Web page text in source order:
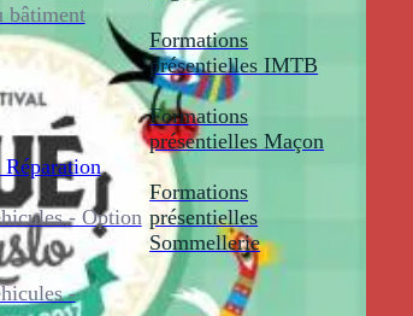
bâtiment
- Option
-
Formations
présentielles IMTB
Formations
présentielles Maçon
Formations
présentielles
Sommellerie